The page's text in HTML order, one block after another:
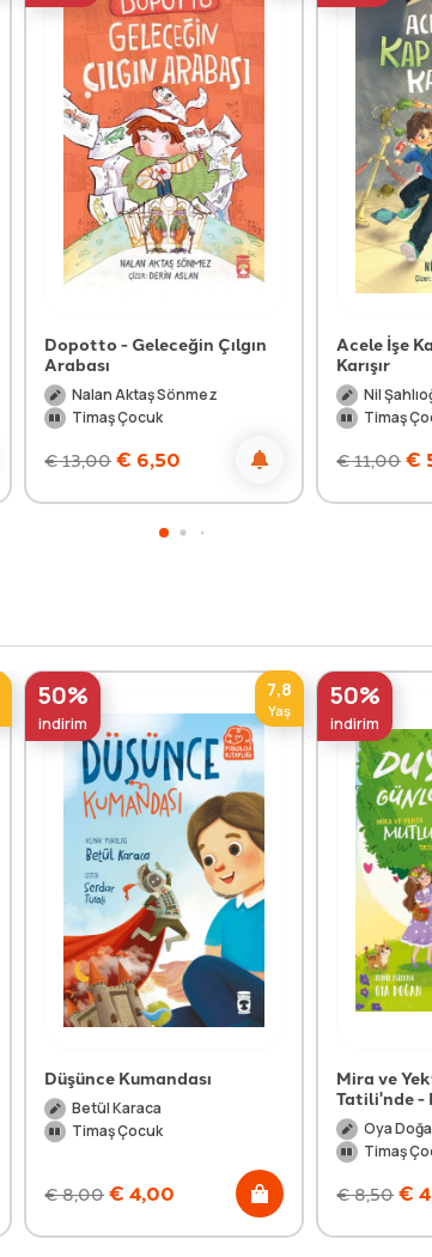
Dopotto - Geleceğin Çılgın
Arabası
Nalan Aktaş Sönmez
Timaş Çocuk
€13,00 € 6,50
Acele İşe
Karışır
Nil
Timaş
€11,00 €
50%
indirim
7,8
Yaş
Düşünce Kumandası
Betül Karaca
Timaş Çocuk
€8,00 € 4,00
50%
indirim
Mira ve
Tatili'nde -
Oya
Timaş
€8,50 €